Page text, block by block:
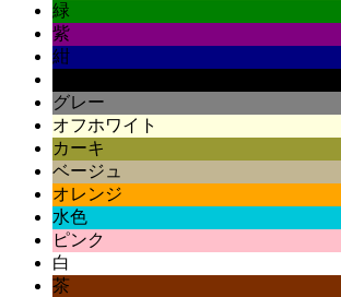
緑
紫
紺
グレー
オフホワイト
カーキ
ベージュ
オレンジ
水色
ピンク
白
茶